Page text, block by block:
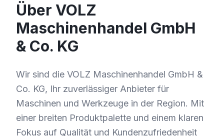
Über VOLZ
Maschinenhandel GmbH
& Co. KG
Wir sind die VOLZ Maschinenhandel GmbH &
Co. KG, Ihr zuverlässiger Anbieter für
Maschinen und Werkzeuge in der Region. Mit
einer breiten Produktpalette und einem klaren
Fokus auf Qualität und Kundenzufriedenheit